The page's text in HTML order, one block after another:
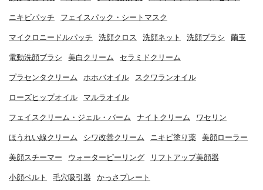
ニキビパッチ フェイスパック・シートマスク
マイクロニードルパッチ 洗顔クロス 洗顔ネット 洗顔ブラシ 繭玉
電動洗顔ブラシ 美白クリーム セラミドクリーム
プラセンタクリーム ホホバオイル スクワランオイル
ローズヒップオイル マルラオイル
フェイスクリーム・ジェル・バーム ナイトクリーム ワセリン
ほうれい線クリーム シワ改善クリーム ニキビ塗り薬 美顔ローラー
美顔スチーマー ウォーターピーリング リフトアップ美顔器
小顔ベルト 毛穴吸引器 かっさプレート